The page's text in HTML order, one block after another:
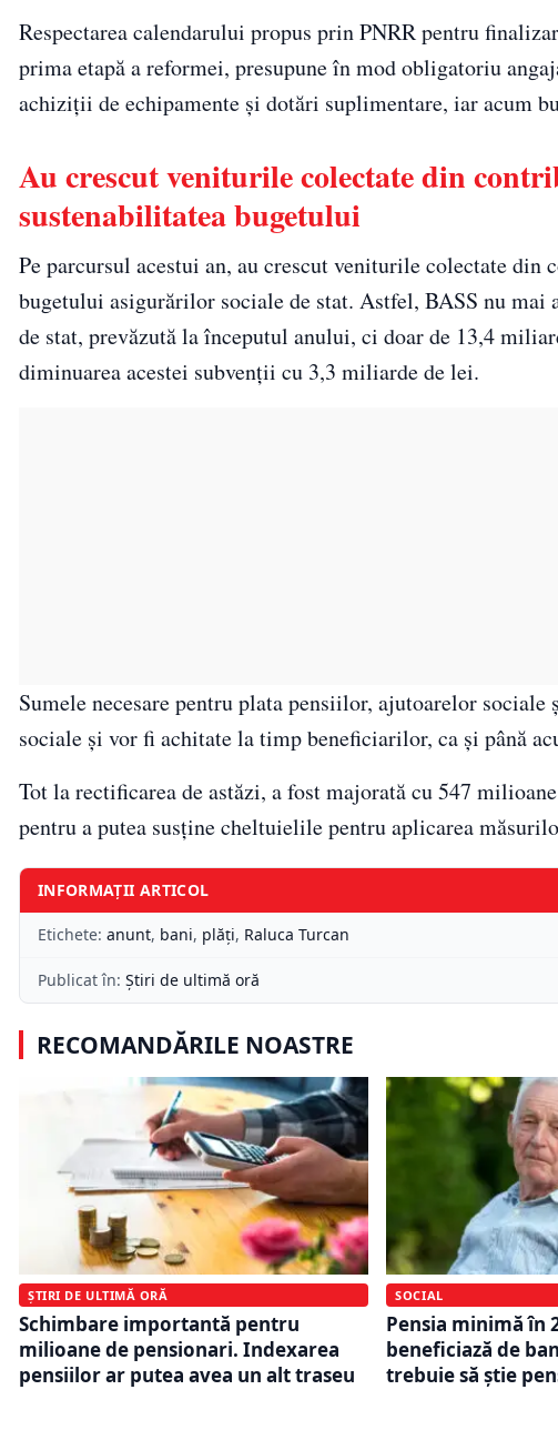
Respectarea calendarului propus prin PNRR pentru
prima etapă a reformei, presupune în mod obligatoriu
achiziții de echipamente și dotări suplimentare, iar acum
Au crescut veniturile colectate din
sustenabilitatea bugetului
Pe parcursul acestui an, au crescut veniturile colectate
bugetului asigurărilor sociale de stat. Astfel, BASS nu mai
de stat, prevăzută la începutul anului, ci doar de 13,4
diminuarea acestei subvenții cu 3,3 miliarde de lei.
Sumele necesare pentru plata pensiilor, ajutoarelor
sociale și vor fi achitate la timp beneficiarilor, ca și până
Tot la rectificarea de astăzi, a fost majorată cu 547
pentru a putea susține cheltuielile pentru aplicarea
INFORMAȚII ARTICOL
Etichete: anunt, bani, plăți, Raluca Turcan
Publicat în: Știri de ultimă oră
RECOMANDĂRILE NOASTRE
ȘTIRI DE ULTIMĂ ORĂ
Schimbare importantă pentru
milioane de pensionari. Indexarea
pensiilor ar putea avea un alt traseu
SOCIAL
Pensia minimă în
beneficiază de
trebuie să știe